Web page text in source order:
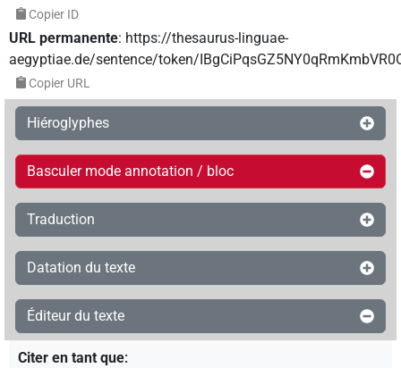
Copier ID
URL permanente: https://thesaurus-linguae-
aegyptiae.de/sentence/token/
Copier URL
Hiéroglyphes
Basculer mode annotation / bloc
Traduction
Datation du texte
Éditeur du texte
Citer en tant que: